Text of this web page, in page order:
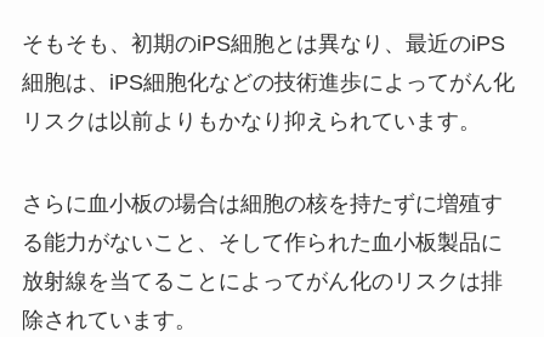
そもそも、初期のiPS細胞とは異なり、最近のiPS
細胞は、iPS細胞化などの技術進歩によってがん化
リスクは以前よりもかなり抑えられています。
さらに血小板の場合は細胞の核を持たずに増殖す
る能力がないこと、そして作られた血小板製品に
放射線を当てることによってがん化のリスクは排
除されています。